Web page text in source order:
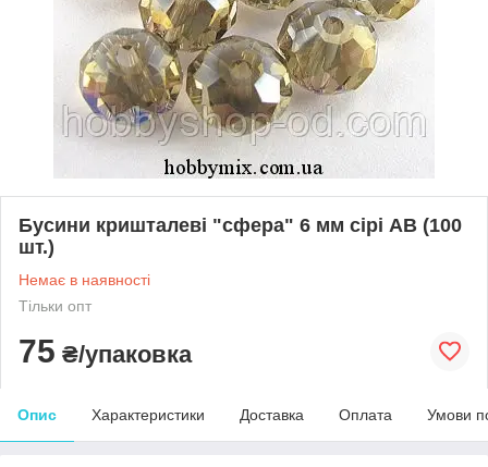
Бусини кришталеві "сфера" 6 мм сірі АВ (100
шт.)
Немає в наявності
Тільки опт
75 ₴/упаковка
Опис Характеристики Доставка Оплата Умови